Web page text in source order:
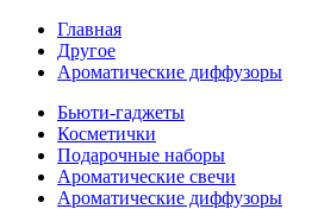
Главная
Другое
Ароматические диффузоры
Бьюти-гаджеты
Косметички
Подарочные наборы
Ароматические свечи
Ароматические диффузоры